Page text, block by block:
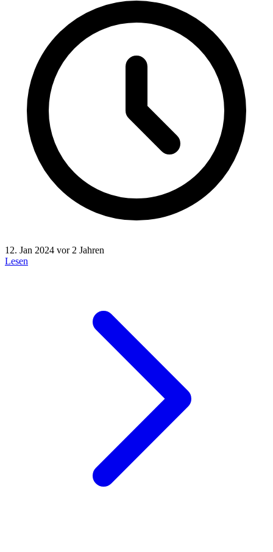
12. Jan 2024 vor 2 Jahren
Lesen